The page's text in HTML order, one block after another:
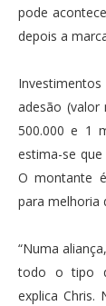
pode
depois a
adesão (valor
500.000 e 1
estima-se
O montante
para melhoria
“Numa
todo o tipo
explica